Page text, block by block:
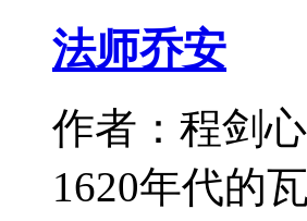
法师乔安
作者：程剑心
1620年代的